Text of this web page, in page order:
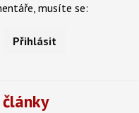
musíte se:
Přihlásit